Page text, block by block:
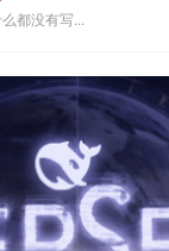
都没有写...